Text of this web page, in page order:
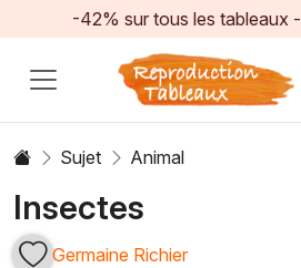
-42% sur tous les tableaux -
Sujet Animal
Insectes
Germaine Richier